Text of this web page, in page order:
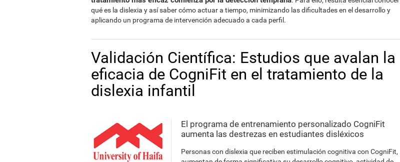
qué es la dislexia y así saber cómo actuar a tiempo, minimizando las dificultades en el desarrollo y
aplicando un programa de intervención adecuado a cada perfil.
Validación Científica: Estudios que avalan la
eficacia de CogniFit en el tratamiento de la
dislexia infantil
El programa de entrenamiento personalizado CogniFit
aumenta las destrezas en estudiantes disléxicos
Personas con dislexia que reciben estimulación cognitiva con CogniFit,